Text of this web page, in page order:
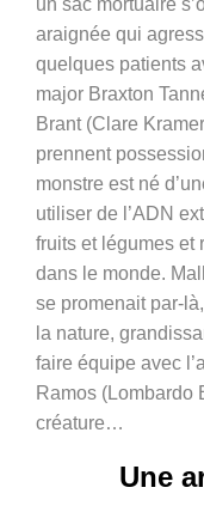
un sac mortuaire
araignée qui
quelques patients
major Braxton
Brant (Clare
prennent
monstre est né
utiliser de l’ADN
fruits et légumes et
dans le monde.
se promenait par-
la nature,
faire équipe avec
Ramos (Lombardo
créature…
Une